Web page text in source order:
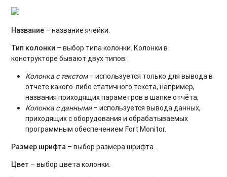
Название – название ячейки.
Тип колонки – выбор типа колонки. Колонки в
конструкторе бывают двух типов:
Колонка с текстом– используется только для вывода в
отчёте какого-либо статичного текста, например,
названия приходящих параметров в шапке отчёта;
Колонка с данными– используется вывода данных,
приходящих с оборудования и обрабатываемых
программным обеспечением Fort Monitor.
Размер шрифта – выбор размера шрифта.
Цвет – выбор цвета колонки.